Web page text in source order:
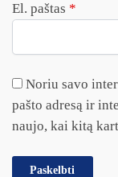
El. paštas *
Noriu savo
pašto adresą ir
naujo, kai kitą